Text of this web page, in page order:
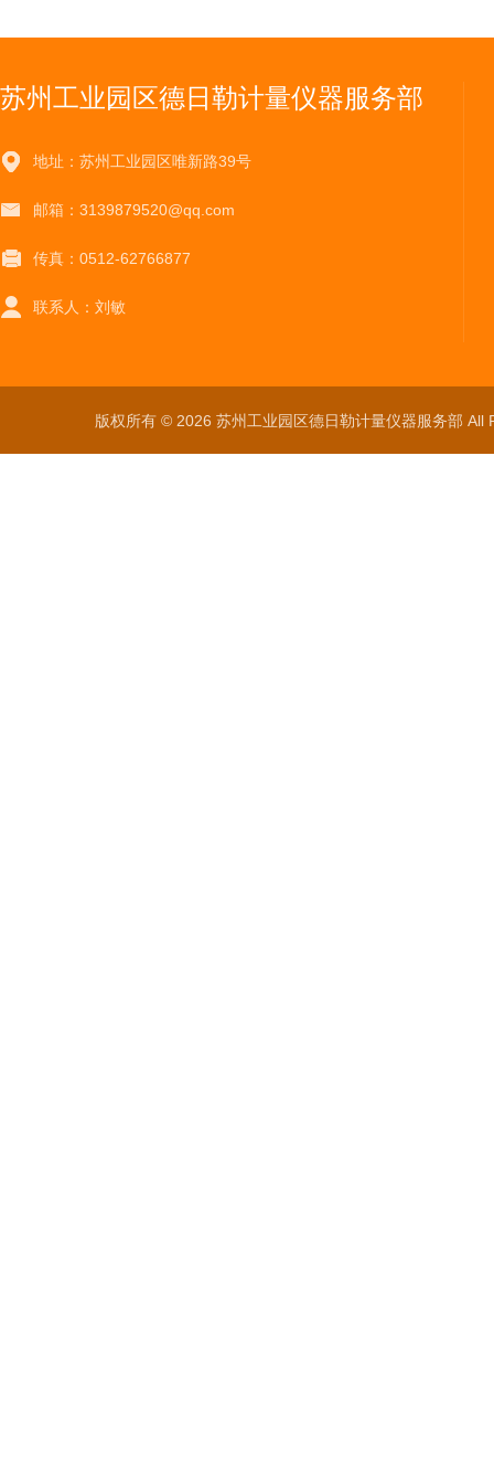
苏州工业园区德日勒计量仪器服务部
地址：苏州工业园区唯新路39号
邮箱：3139879520@qq.com
传真：0512-62766877
联系人：刘敏
版权所有 © 2026 苏州工业园区德日勒计量仪器服务部